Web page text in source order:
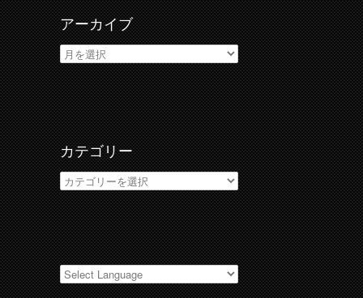
アーカイブ
ア
ー
カ
イ
ブ
カテゴリー
カ
テ
ゴ
リ
ー